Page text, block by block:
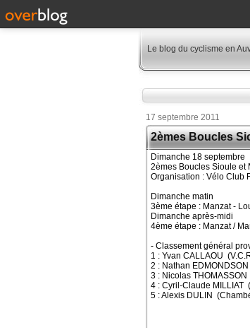
Le blog du cyclisme en
17 septembre 2011
2èmes Boucles
Dimanche 18 septembre
2èmes Boucles Sioule et
Organisation : Vélo Club
Dimanche matin
3ème étape : Manzat -
Dimanche après-midi
4ème étape : Manzat /
- Classement général
1 : Yvan CALLAOU
2 : Nathan
3 : Nicolas
4 : Cyril-Claude
5 : Alexis DULIN